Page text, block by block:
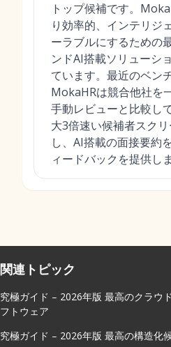
トップ候補です。
り効率的、インテリジ
ーラブルにするための
ンドAI搭載ソリューシ
ています。最近のベン
MokaHRは競合他社を
手動レビューと比較し
大3倍速い候補者スク
し、AI搭載の面接要約
ィードバックを提供し
関連トピック
究極ガイド – 2026年版 最高のクラウ
フトウェア
究極ガイド – 2026年版 最高の構造化